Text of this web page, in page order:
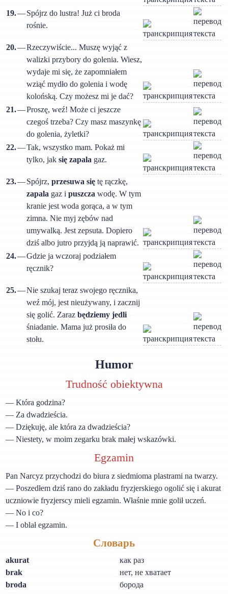
19.—Spójrz do lustra! Już ci broda
rośnie.
20.—Rzeczywiście... Muszę wyjąć z
walizki przybory do golenia. Wiesz,
wydaje mi się, że zapomniałem
wziąć mydło do golenia i wodę
kolońską. Czy możesz mi je dać?
21.—Proszę, weź! Może ci jeszcze
czegoś trzeba? Czy masz maszynkę
do golenia, żyletki?
22.—Tak, wszystko mam. Pokaż mi
tylko, jaksię zapala gaz.
23.—Spójrz,przesuwa się tę rączkę,
zapala gaz ipuszcza wodę. W tym
kranie jest woda gorąca, a w tym
zimna. Nie myj zębów nad
umywalką. Jest zepsuta. Dopiero
dziś albo jutro przyjdą ją naprawić.
24.—Gdzie ja wczoraj podziałem
ręcznik?
25.—Nie szukaj teraz swojego ręcznika,
weź mój, jest nieużywany, i zacznij
się golić. Zarazbędziemy jedli
śniadanie. Mama już prosiła do
stołu.
Humor
Trudność obiektywna
— Która godzina?
— Za dwadzieścia.
— Dziękuję, ale która za dwadzieścia?
— Niestety, w moim zegarku brak małej wskazówki.
Egzamin
Pan Narcyz przychodzi do biura z siedmioma plastrami na twarzy.
— Poszedłem dziś rano do zakładu fryzjerskiego ogolić się i akurat
uczniowie fryzjerscy mieli egzamin. Właśnie mnie golił uczeń.
— No i co?
— I oblał egzamin.
Словарь
akurat
brak
broda
как раз
нет, не хватает
борода